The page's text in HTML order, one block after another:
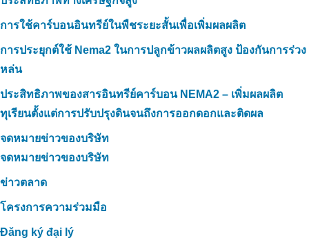
การใช้คาร์บอนอินทรีย์ในพืชระยะสั้นเพื่อเพิ่มผลผลิต
การประยุกต์ใช้ Nema2 ในการปลูกข้าวผลผลิตสูง ป้องกันการร่วง
หล่น
ประสิทธิภาพของสารอินทรีย์คาร์บอน NEMA2 – เพิ่มผลผลิต
ทุเรียนตั้งแต่การปรับปรุงดินจนถึงการออกดอกและติดผล
จดหมายข่าวของบริษัท
จดหมายข่าวของบริษัท
ข่าวตลาด
โครงการความร่วมมือ
Đăng ký đại lý